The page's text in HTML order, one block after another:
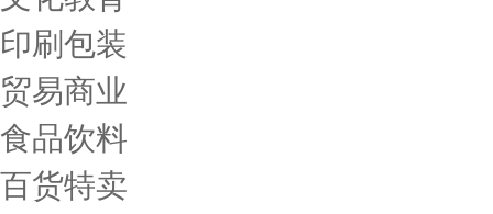
印刷包装
贸易商业
食品饮料
百货特卖